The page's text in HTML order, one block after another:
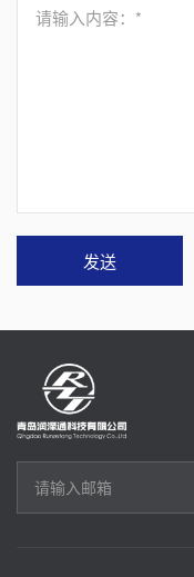
请输入内容：*
发送